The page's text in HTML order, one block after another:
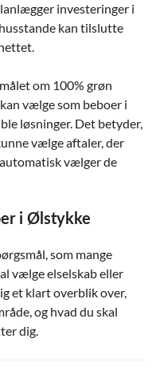
investeringer i
kan tilslutte
om 100% grøn
vælge som beboer i
løsninger. Det betyder,
vælge aftaler, der
vælger de
i Ølstykke
som mange
vælge elselskab eller
et klart overblik over,
og hvad du skal
dig.